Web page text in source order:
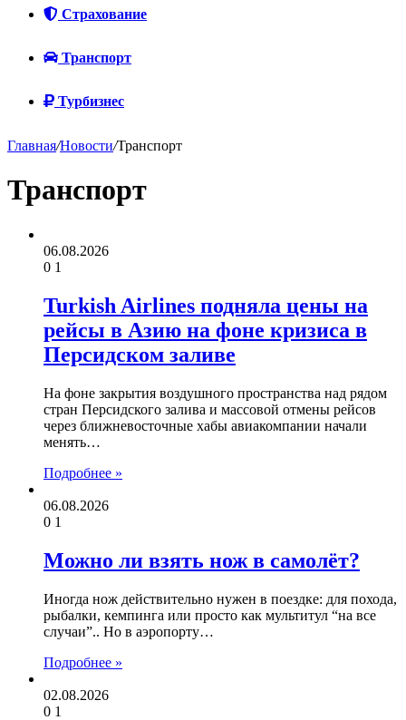
Страхование
Транспорт
Турбизнес
Главная/Новости/Транспорт
Транспорт
06.08.2026
0 1
Turkish Airlines подняла цены на
рейсы в Азию на фоне кризиса в
Персидском заливе
На фоне закрытия воздушного пространства над рядом
стран Персидского залива и массовой отмены рейсов
через ближневосточные хабы авиакомпании начали
менять…
Подробнее »
06.08.2026
0 1
Можно ли взять нож в самолёт?
Иногда нож действительно нужен в поездке: для похода,
рыбалки, кемпинга или просто как мультитул “на все
случаи”.. Но в аэропорту…
Подробнее »
02.08.2026
0 1